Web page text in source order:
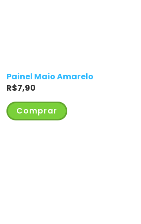
Painel Maio Amarelo
R$7,90
Comprar